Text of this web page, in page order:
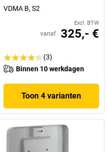
VDMA B, S2
Excl. BTW
vanaf 325,- €
(3)
Binnen 10 werkdagen
Toon 4 varianten